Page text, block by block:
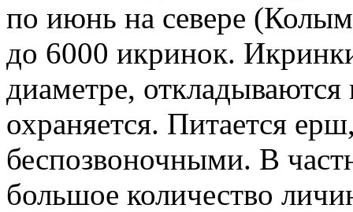
по июнь на севере
до 6000 икринок.
диаметре,
охраняется. Питается
беспозвоночными. В
большое количество